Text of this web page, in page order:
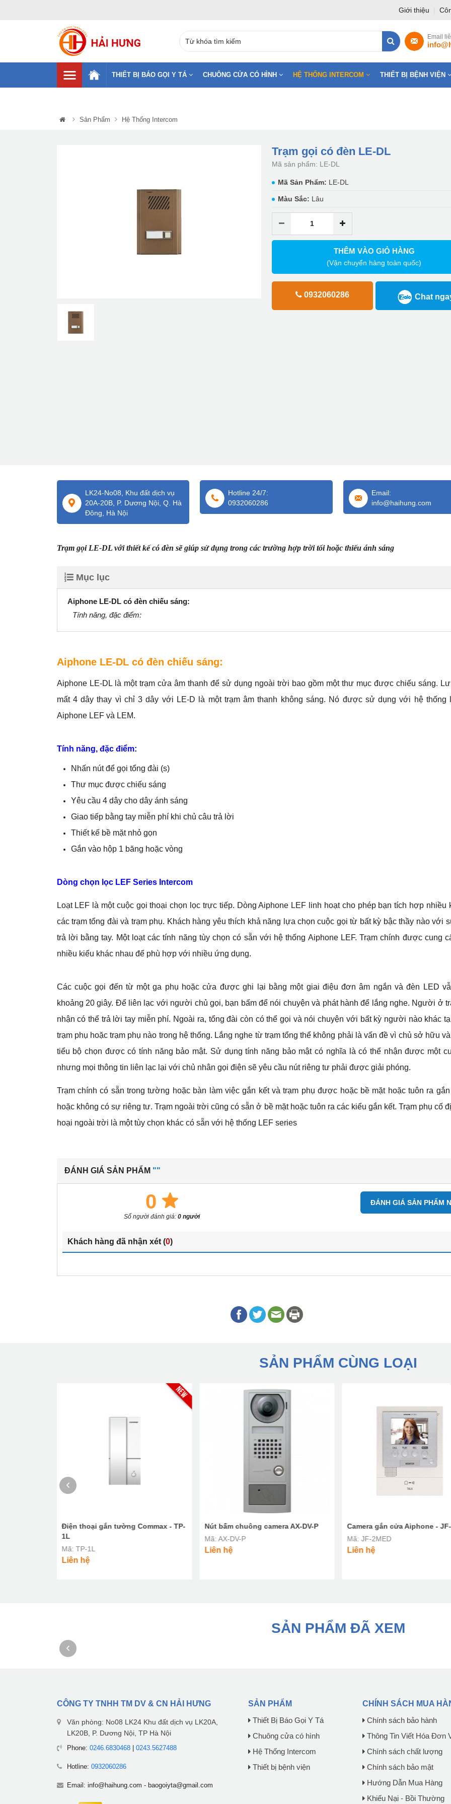
Giới thiệu
Email
THIẾT BỊ BÁO GỌI Y TÁ CHUÔNG CỬA CÓ HÌNH HỆ THỐNG INTERCOM THIẾT BỊ BỆNH VIỆN
Sản Phẩm Hệ Thống Intercom
Trạm gọi có đèn LE-DL
Mã sản phẩm: LE-DL
Mã Sản Phẩm: LE-DL
Màu Sắc: Lâu
THÊM VÀO GIỎ HÀNG
(Vận chuyển hàng toàn quốc)
0932060286 Chat
LK24-No08, Khu đất dịch vụ
20A-20B, P. Dương Nội, Q. Hà
Đông, Hà Nội
Hotline 24/7:
0932060286
Email:
info@haihung.com
Trạm gọi LE-DL với thiết kế có đèn sẽ giúp sử dụng trong các trường hợp trời tối hoặc thiếu ánh sáng
Mục lục
Aiphone LE-DL có đèn chiếu sáng:
Tính năng, đặc điểm:
Aiphone LE-DL có đèn chiếu sáng:
Aiphone LE-DL là một trạm cửa âm thanh để sử dụng ngoài trời bao gồm một thư mục được chiếu sáng.
mất 4 dây thay vì chỉ 3 dây với LE-D là một trạm âm thanh không sáng. Nó được sử dụng với hệ thống
Aiphone LEF và LEM.
Tính năng, đặc điểm:
Nhấn nút để gọi tổng đài (s)
Thư mục được chiếu sáng
Yêu cầu 4 dây cho dây ánh sáng
Giao tiếp bằng tay miễn phí khi chủ câu trả lời
Thiết kế bề mặt nhỏ gọn
Gắn vào hộp 1 băng hoặc vòng
Dòng chọn lọc LEF Series Intercom
Loạt LEF là một cuộc gọi thoại chọn lọc trực tiếp. Dòng Aiphone LEF linh hoạt cho phép bạn tích hợp nhiều
các trạm tổng đài và trạm phụ. Khách hàng yêu thích khả năng lựa chọn cuộc gọi từ bất kỳ bậc thầy nào với
trả lời bằng tay. Một loạt các tính năng tùy chọn có sẵn với hệ thống Aiphone LEF. Trạm chính được cung
nhiều kiểu khác nhau để phù hợp với nhiều ứng dụng.
Các cuộc gọi đến từ một ga phụ hoặc cửa được ghi lại bằng một giai điệu đơn âm ngắn và đèn LED
khoảng 20 giây. Để liên lạc với người chủ gọi, bạn bấm để nói chuyện và phát hành để lắng nghe. Người ở
nhận có thể trả lời tay miễn phí. Ngoài ra, tổng đài còn có thể gọi và nói chuyện với bất kỳ người nào khác
trạm phụ hoặc trạm phụ nào trong hệ thống. Lắng nghe từ trạm tổng thể không phải là vấn đề vì chủ sở hữu
tiểu bộ chọn được có tính năng bảo mật. Sử dụng tính năng bảo mật có nghĩa là có thể nhận được một
nhưng mọi thông tin liên lạc lại với chủ nhân gọi điện sẽ yêu cầu nút riêng tư phải được giải phóng.
Trạm chính có sẵn trong tường hoặc bàn làm việc gắn kết và trạm phụ được hoặc bề mặt hoặc tuôn ra
hoặc không có sự riêng tư. Trạm ngoài trời cũng có sẵn ở bề mặt hoặc tuôn ra các kiểu gắn kết. Trạm phụ cố
hoại ngoài trời là một tùy chọn khác có sẵn với hệ thống LEF series
ĐÁNH GIÁ SẢN PHẨM ""
0
Số người đánh giá: 0 người
ĐÁNH GIÁ SẢN PHẨM
Khách hàng đã nhận xét (0)
SẢN PHẨM CÙNG LOẠI
Điện thoại gắn tường Commax - TP-
1L
Mã: TP-1L
Liên hệ
Nút bấm chuông camera AX-DV-P
Mã: AX-DV-P
Liên hệ
Camera gắn cửa Aiphone -
Mã: JF-2MED
Liên hệ
SẢN PHẨM ĐÃ XEM
CÔNG TY TNHH TM DV & CN HẢI HƯNG
Văn phòng: No08 LK24 Khu đất dịch vụ LK20A,
LK20B, P. Dương Nội, TP Hà Nội
Phone: 0246.6830468| 0243.5627488
Hotline: 0932060286
Email: info@haihung.com - baogoiyta@gmail.com
SẢN PHẨM
Thiết Bị Báo Gọi Y Tá
Chuông cửa có hình
Hệ Thống Intercom
Thiết bị bệnh viện
CHÍNH SÁCH MUA
Chính sách bảo hành
Thông Tin Viết Hóa Đơn
Chính sách chất lượng
Chính sách bảo mật
Hướng Dẫn Mua Hàng
Khiếu Nại - Bồi Thường